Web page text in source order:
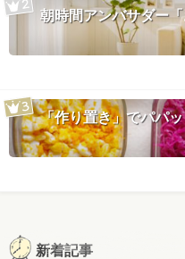
朝時間アンバサダー
「作り置き」でパパ
新着記事